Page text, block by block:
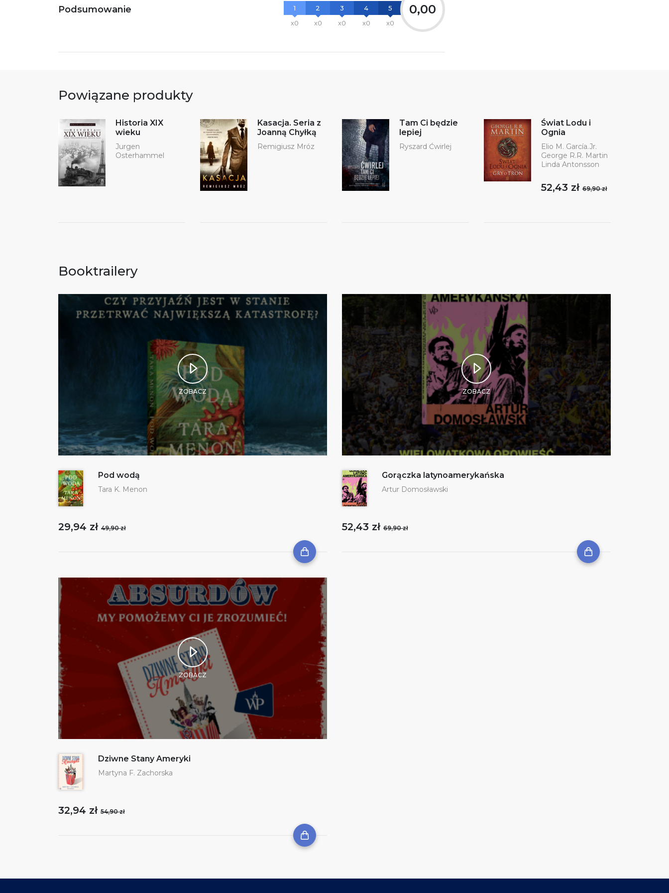
Podsumowanie
1
x0
2
x0
3
x0
4
x0
5
x0
0,00
Powiązane produkty
Historia XIX
wieku
Jurgen
Osterhammel
Kasacja. Seria z
Joanną Chyłką
Remigiusz Mróz
Tam Ci będzie
lepiej
Ryszard Ćwirlej
Świat Lodu i
Ognia
Elio M. García.Jr.
George R.R. Martin
Linda Antonsson
52,43 zł69,90 zł
Booktrailery
ZOBACZ
Pod wodą
Tara K. Menon
29,94 zł 49,90 zł
ZOBACZ
Gorączka latynoamerykańska
Artur Domosławski
52,43 zł 69,90 zł
ZOBACZ
Dziwne Stany Ameryki
Martyna F. Zachorska
32,94 zł 54,90 zł